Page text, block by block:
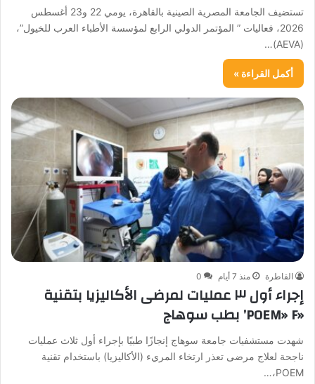
تستضيف الجامعة المصرية الصينية بالقاهرة، يومي 22 و23 أغسطس
2026، فعاليات ” المؤتمر الدولي الرابع لمؤسسة الأطباء العرب للخيول”،
(AEVA)…
أكمل القراءة »
القاطرة منذ 7 أيام 0
إجراء أول ٣ عمليات لمرضى الأكاليزيا بتقنية
«POEM» F’ بطب سوهاج
شهدت مستشفيات جامعة سوهاج إنجازًا طبيًا بإجراء أول ثلاث عمليات
ناجحة لعلاج مرضى تعذر ارتخاء المريء (الأكاليزيا) باستخدام تقنية
POEM،…